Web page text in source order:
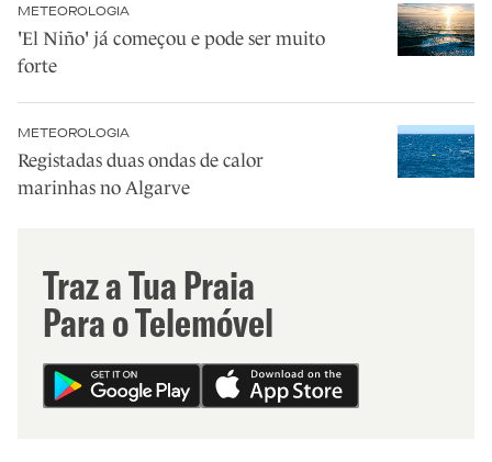
METEOROLOGIA
'El Niño' já começou e pode ser muito
forte
METEOROLOGIA
Registadas duas ondas de calor
marinhas no Algarve
Traz a Tua Praia
Para o Telemóvel